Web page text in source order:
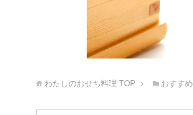
わたしのおせち料理 TOP おすすめ